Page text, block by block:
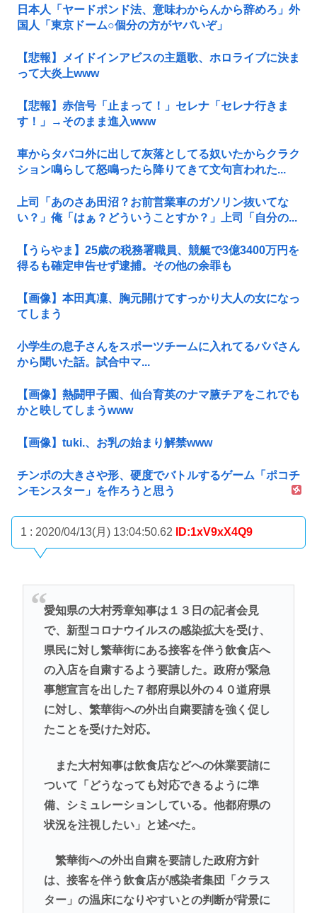
日本人「ヤードポンド法、意味わからんから辞めろ」外
国人「東京ドーム○個分の方がヤバいぞ」
【悲報】メイドインアビスの主題歌、ホロライブに決ま
って大炎上www
【悲報】赤信号「止まって！」セレナ「セレナ行きま
す！」→そのまま進入www
車からタバコ外に出して灰落としてる奴いたからクラク
ション鳴らして怒鳴ったら降りてきて文句言われた...
上司「あのさあ田沼？お前営業車のガソリン抜いてな
い？」俺「はぁ？どういうことすか？」上司「自分の...
【うらやま】25歳の税務署職員、競艇で3億3400万円を
得るも確定申告せず逮捕。その他の余罪も
【画像】本田真凜、胸元開けてすっかり大人の女になっ
てしまう
小学生の息子さんをスポーツチームに入れてるパパさん
から聞いた話。試合中マ...
【画像】熱闘甲子園、仙台育英のナマ腋チアをこれでも
かと映してしまうwww
【画像】tuki.、お乳の始まり解禁www
チンポの大きさや形、硬度でバトルするゲーム「ポコチ
ンモンスター」を作ろうと思う
1 : 2020/04/13(月) 13:04:50.62 ID:1xV9xX4Q9
愛知県の大村秀章知事は１３日の記者会見
で、新型コロナウイルスの感染拡大を受け、
県民に対し繁華街にある接客を伴う飲食店へ
の入店を自粛するよう要請した。政府が緊急
事態宣言を出した７都府県以外の４０道府県
に対し、繁華街への外出自粛要請を強く促し
たことを受けた対応。
また大村知事は飲食店などへの休業要請に
ついて「どうなっても対応できるように準
備、シミュレーションしている。他都府県の
状況を注視したい」と述べた。
繁華街への外出自粛を要請した政府方針
は、接客を伴う飲食店が感染者集団「クラス
ター」の温床になりやすいとの判断が背景に